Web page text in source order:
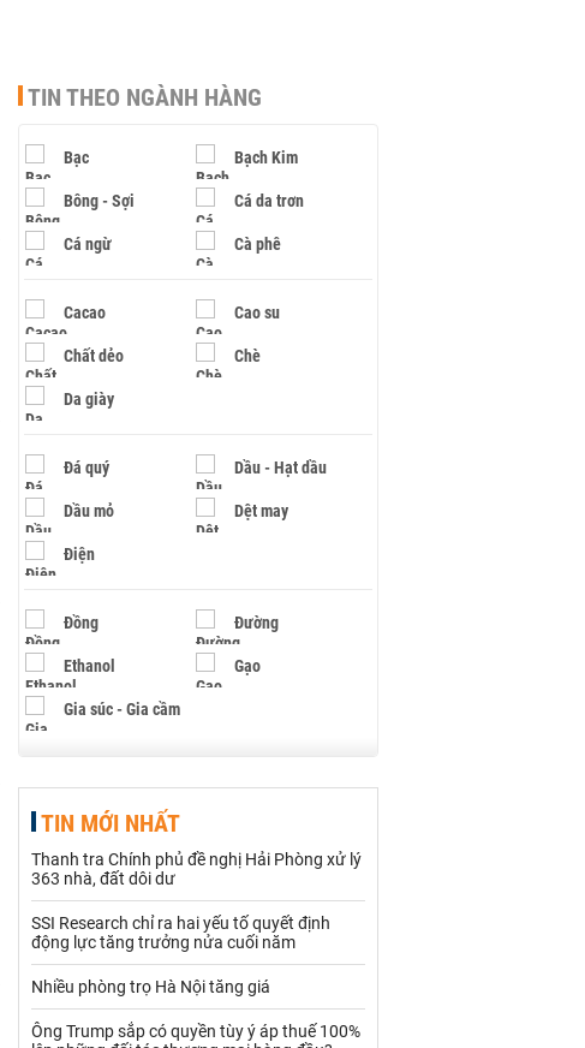
TIN THEO NGÀNH HÀNG
Bạc Bạch Kim
Bông - Sợi Cá da trơn
Cá ngừ Cà phê
Cacao Cao su
Chất dẻo Chè
Da giày
Đá quý Dầu - Hạt dầu
Dầu mỏ Dệt may
Điện
Đồng Đường
Ethanol Gạo
Gia súc - Gia cầm
Hạt điều
Khí đốt
Kim loại khác Mắc ca
Muối Ngũ cốc
Nhựa - Hạt nhựa
TIN MỚI NHẤT
Thanh tra Chính phủ đề nghị Hải Phòng xử lý
363 nhà, đất dôi dư
SSI Research chỉ ra hai yếu tố quyết định
động lực tăng trưởng nửa cuối năm
Nhiều phòng trọ Hà Nội tăng giá
Ông Trump sắp có quyền tùy ý áp thuế 100%